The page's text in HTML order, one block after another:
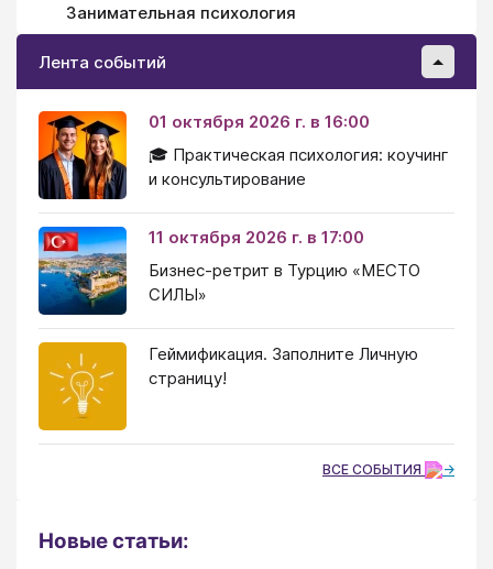
Занимательная психология
Лента событий
01 октября 2026 г. в 16:00
🎓 Практическая психология: коучинг
и консультирование
11 октября 2026 г. в 17:00
Бизнес-ретрит в Турцию «МЕСТО
СИЛЫ»
Геймификация. Заполните Личную
страницу!
ВСЕ СОБЫТИЯ
Новые статьи: